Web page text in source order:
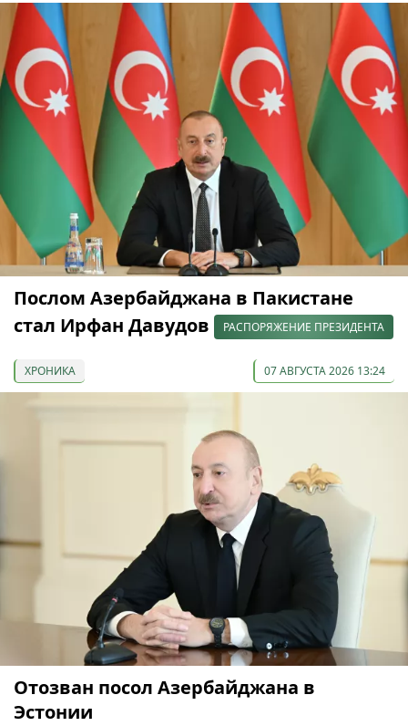
Послом Азербайджана в Пакистане
стал Ирфан Давудов
РАСПОРЯЖЕНИЕ ПРЕЗИДЕНТА
ХРОНИКА 07 АВГУСТА 2026 13:24
Отозван посол Азербайджана в
Эстонии